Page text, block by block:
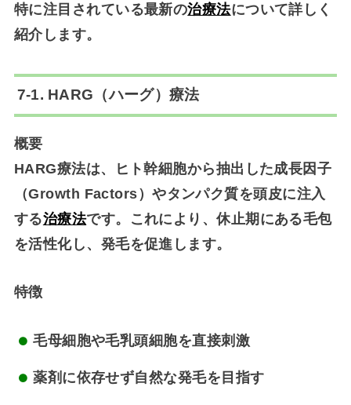
特に注目されている最新の治療法について詳しく
紹介します。
7-1. HARG（ハーグ）療法
概要
HARG療法は、ヒト幹細胞から抽出した成長因子
（Growth Factors）やタンパク質を頭皮に注入
する治療法です。これにより、休止期にある毛包
を活性化し、発毛を促進します。
特徴
毛母細胞や毛乳頭細胞を直接刺激
薬剤に依存せず自然な発毛を目指す